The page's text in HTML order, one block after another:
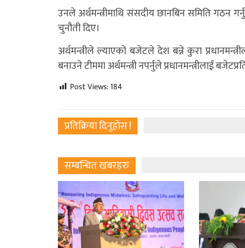
उनले अर्थमन्त्रीमाथि संसदीय छानबिन समिति गठन
चुनौती दिए।
अर्थमन्त्रीले ल्याएको बजेटले देश बन्ने कुरा
बनाउने टीममा अर्थमन्त्री नपर्नुले प्रधानमन्त्रीलाई
Post Views:184
प्रतिक्रिया दिनुहोस !
सम्बन्धित खबरहरु